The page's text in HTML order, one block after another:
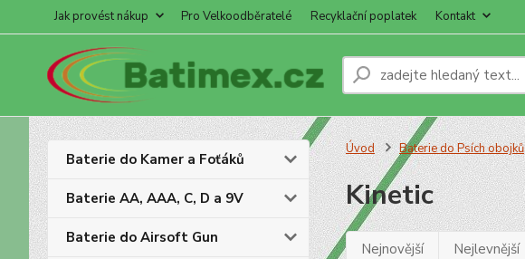
Jak provést nákup Pro Velkoodběratelé Recyklační poplatek Kontakt
Baterie do Kamer a Foťáků
Baterie AA, AAA, C, D a 9V
Baterie do Airsoft Gun
Úvod Baterie do Psích obojků
Kinetic
Nejnovější Nejlevnější